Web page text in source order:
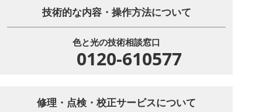
技術的な内容・操作方法について
色と光の技術相談窓口
0120-610577
修理・点検・校正サービスについて